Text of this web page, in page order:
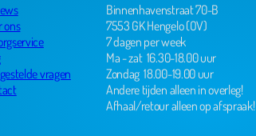
ons
vragen
Binnenhavenstraat 70-B
7553 GK Hengelo (OV)
7 dagen per week
Ma - zat 16.30-18.00 uur
Zondag 18.00-19.00 uur
Andere tijden alleen in overleg!
Afhaal/retour alleen op afspraak!